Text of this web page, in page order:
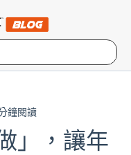
鐘閱讀
」，讓年